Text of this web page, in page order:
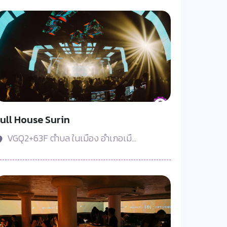
House Surin
VGQ2+63F ตำบล ในเมือง อำเภอเมื...